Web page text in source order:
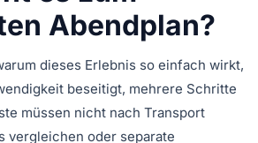
Abendplan?
dieses Erlebnis so einfach wirkt,
beseitigt, mehrere Schritte
müssen nicht nach Transport
vergleichen oder separate